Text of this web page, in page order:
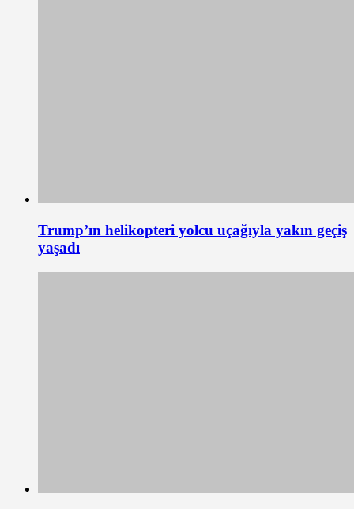
Trump’ın helikopteri yolcu uçağıyla yakın geçiş
yaşadı